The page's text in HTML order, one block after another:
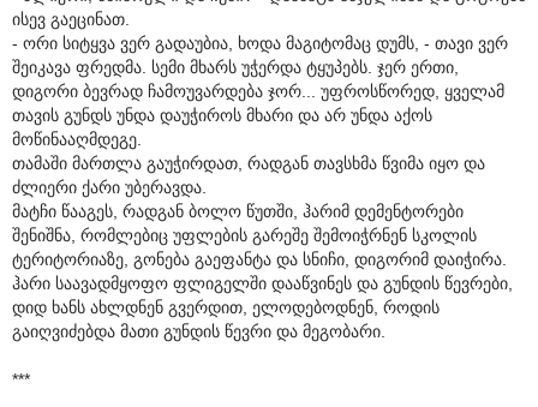
ისევ გაეცინათ.
- ორი სიტყვა ვერ გადაუბია, ხოდა მაგიტომაც დუმს, - თავი ვერ
შეიკავა ფრედმა. სემი მხარს უჭერდა ტყუპებს. ჯერ ერთი,
დიგორი ბევრად ჩამოუვარდება ჯორ... უფროსწორედ, ყველამ
თავის გუნდს უნდა დაუჭიროს მხარი და არ უნდა აქოს
მოწინააღმდეგე.
თამაში მართლა გაუჭირდათ, რადგან თავსხმა წვიმა იყო და
ძლიერი ქარი უბერავდა.
მატჩი წააგეს, რადგან ბოლო წუთში, ჰარიმ დემენტორები
შენიშნა, რომლებიც უფლების გარეშე შემოიჭრნენ სკოლის
ტერიტორიაზე, გონება გაეფანტა და სნიჩი, დიგორიმ დაიჭირა.
ჰარი საავადმყოფო ფლიგელში დააწვინეს და გუნდის წევრები,
დიდ ხანს ახლდნენ გვერდით, ელოდებოდნენ, როდის
გაიღვიძებდა მათი გუნდის წევრი და მეგობარი.
***